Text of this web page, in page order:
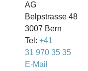
AG
Belpstrasse 48
3007 Bern
Tel: +41
31 970 35 35
E-Mail